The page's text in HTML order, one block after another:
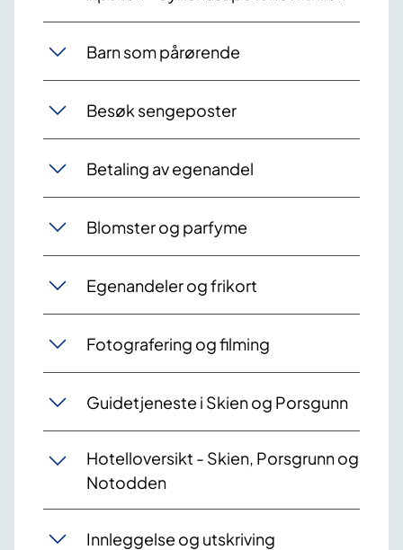
Barn som pårørende
Besøk sengeposter
Betaling av egenandel
Blomster og parfyme
Egenandeler og frikort
Fotografering og filming
Guidetjeneste i Skien og Porsgunn
Hotelloversikt - Skien, Porsgrunn og
Notodden
Innleggelse og utskriving